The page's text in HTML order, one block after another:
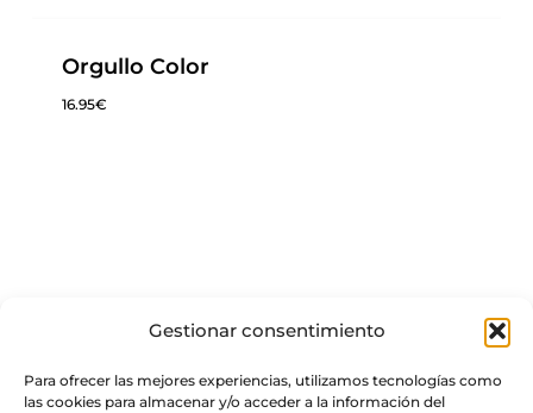
Gestionar consentimiento
Para ofrecer las mejores experiencias, utilizamos tecnologías como
las cookies para almacenar y/o acceder a la información del
Orgullo Color
16.95€